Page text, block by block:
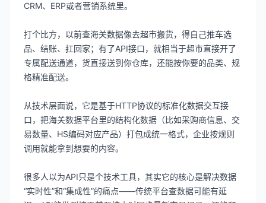
CRM、ERP或者营销系统里。
打个比方，以前查海关数据像去超市搬货，得自己推车选
品、结账、扛回家；有了API接口，就相当于超市直接开了
专属配送通道，货直接送到你仓库，还能按你要的品类、规
格精准配送。
从技术层面说，它是基于HTTP协议的标准化数据交互接
口，把海关数据平台里的结构化数据（比如采购商信息、交
易数量、HS编码对应产品）打包成统一格式，企业按规则
调用就能拿到想要的内容。
很多人以为API只是个技术工具，其实它的核心是解决数据
“实时性”和“集成性”的痛点——传统平台查数据可能有延